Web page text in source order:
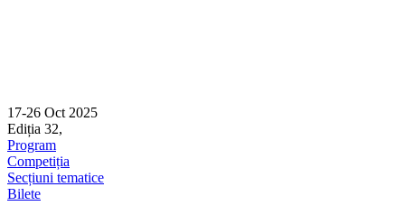
17-26 Oct 2025
Ediția 32,
Program
Competiția
Secțiuni tematice
Bilete